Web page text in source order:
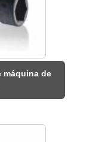
máquina de